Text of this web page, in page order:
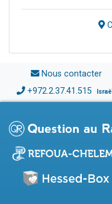
Nous contacter
+972.2.37.41.515